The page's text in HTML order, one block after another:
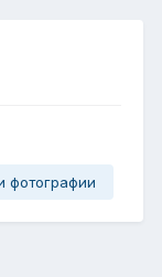
фотографии